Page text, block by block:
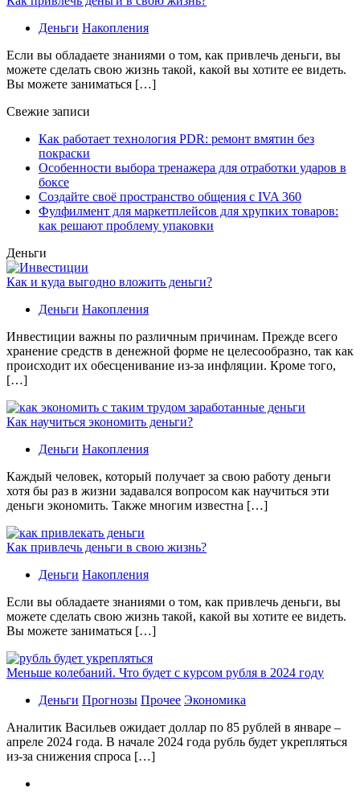
Деньги Накопления
Если вы обладаете знаниями о том, как привлечь деньги, вы
можете сделать свою жизнь такой, какой вы хотите ее видеть.
Вы можете заниматься […]
Свежие записи
Как работает технология PDR: ремонт вмятин без
покраски
Особенности выбора тренажера для отработки ударов в
боксе
Создайте своё пространство общения с IVA 360
Фулфилмент для маркетплейсов для хрупких товаров:
как решают проблему упаковки
Деньги
Как и куда выгодно вложить деньги?
Деньги Накопления
Инвестиции важны по различным причинам. Прежде всего
хранение средств в денежной форме не целесообразно, так как
происходит их обесценивание из-за инфляции. Кроме того,
[…]
Как научиться экономить деньги?
Деньги Накопления
Каждый человек, который получает за свою работу деньги
хотя бы раз в жизни задавался вопросом как научиться эти
деньги экономить. Также многим известна […]
Как привлечь деньги в свою жизнь?
Деньги Накопления
Если вы обладаете знаниями о том, как привлечь деньги, вы
можете сделать свою жизнь такой, какой вы хотите ее видеть.
Вы можете заниматься […]
Меньше колебаний. Что будет с курсом рубля в 2024 году
Деньги Прогнозы Прочее Экономика
Аналитик Васильев ожидает доллар по 85 рублей в январе –
апреле 2024 года. В начале 2024 года рубль будет укрепляться
из-за снижения спроса […]